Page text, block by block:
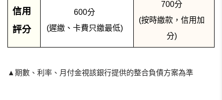
信用
評分
600分
(遲繳、卡費只繳最低)
700分
(按時繳款，信用加
分)
▲期數、利率、月付金視該銀行提供的整合負債方案為準